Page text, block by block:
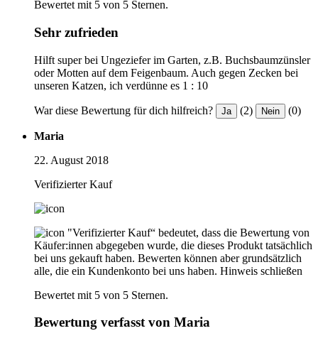
Bewertet mit 5 von 5 Sternen.
Sehr zufrieden
Hilft super bei Ungeziefer im Garten, z.B. Buchsbaumzünsler
oder Motten auf dem Feigenbaum. Auch gegen Zecken bei
unseren Katzen, ich verdünne es 1 : 10
War diese Bewertung für dich hilfreich? Ja (2) Nein (0)
Maria
22. August 2018
Verifizierter Kauf
"Verifizierter Kauf“ bedeutet, dass die Bewertung von
Käufer:innen abgegeben wurde, die dieses Produkt tatsächlich
bei uns gekauft haben. Bewerten können aber grundsätzlich
alle, die ein Kundenkonto bei uns haben. Hinweis schließen
Bewertet mit 5 von 5 Sternen.
Bewertung verfasst von Maria